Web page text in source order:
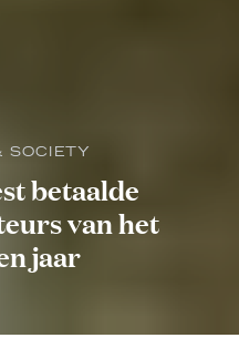
SOCIETY
betaalde
van het
jaar